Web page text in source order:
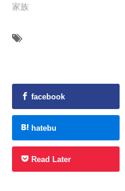
家族
facebook
hatebu
Read Later